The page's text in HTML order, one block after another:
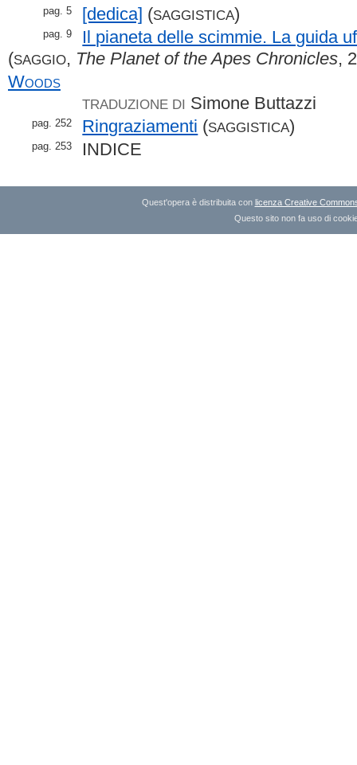
pag. 5 [dedica] (SAGGISTICA)
pag. 9
Il pianeta delle scimmie. La guida
(SAGGIO, The Planet of the Apes Chronicles,
Woods
TRADUZIONE DI Simone Buttazzi
pag. 252 Ringraziamenti (SAGGISTICA)
pag. 253 INDICE
Quest'opera è distribuita con licenza Creative
Questo sito non fa uso di